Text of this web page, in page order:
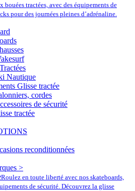
bouées tractées, avec des équipements de
pour des journées pleines d’adrénaline.
Nautique
Glisse tractée
cordes
de sécurité
tractée
reconditionnées
>
Roulez en toute liberté avec nos skateboards,
de sécurité. Découvrez la glisse